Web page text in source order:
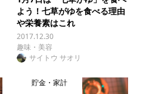
よう！七草がゆを食べる理由
や栄養素はこれ
2017.12.30
趣味・美容
サイトウ サオリ
貯金・家計